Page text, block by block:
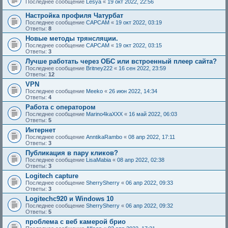
Последнее сообщение Lesya « 19 окт 2022, 22:56
Настройка профиля Чатурбат
Последнее сообщение CAPCAM « 19 окт 2022, 03:19
Ответы: 8
Новые методы трянсляции.
Последнее сообщение CAPCAM « 19 окт 2022, 03:15
Ответы: 3
Лучше работать через ОБС или встроенный плеер сайта?
Последнее сообщение Britney222 « 16 сен 2022, 23:59
Ответы: 12
VPN
Последнее сообщение Meeko « 26 июн 2022, 14:34
Ответы: 4
Работа с оператором
Последнее сообщение Marino4kaXXX « 16 май 2022, 06:03
Ответы: 5
Интернет
Последнее сообщение AnntikaRambo « 08 апр 2022, 17:11
Ответы: 3
Публикация в пару кликов?
Последнее сообщение LisaMabia « 08 апр 2022, 02:38
Ответы: 3
Logitech capture
Последнее сообщение SherrySherry « 06 апр 2022, 09:33
Ответы: 3
Logitechc920 и Windows 10
Последнее сообщение SherrySherry « 06 апр 2022, 09:32
Ответы: 5
проблема с веб камерой брио